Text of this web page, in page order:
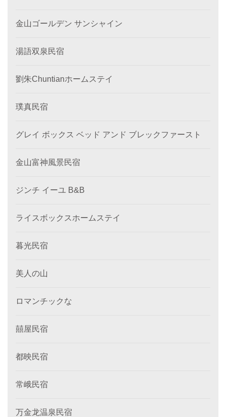
金山ゴールデン サンシャイン
湯語双泉民宿
劉朱Chuntianホームステイ
璞真民宿
グレイ ボックス ベッド アンド ブレックファースト
金山富神風景民宿
ジンチ イーユ B&B
ライスボックスホームステイ
暮光民宿
美人の山
ロマンチックな
囍屋民宿
都映民宿
常峨民宿
万金龙温泉民宿